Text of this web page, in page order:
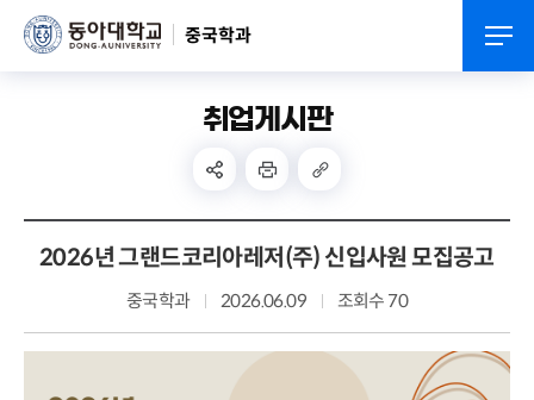
중국학과
취업게시판
2026년 그랜드코리아레저(주) 신입사원 모집공고
중국학과 2026.06.09 조회수 70